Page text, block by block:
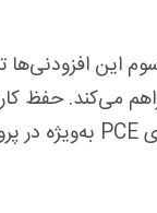
می‌کند. حفظ
PCE به‌ویژه در